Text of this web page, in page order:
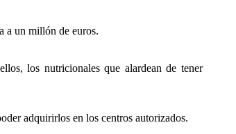
a un millón de euros.
los nutricionales que alardean de tener
adquirirlos en los centros autorizados.